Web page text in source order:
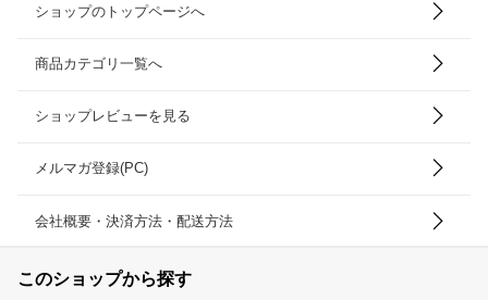
ショップのトップページへ
商品カテゴリ一覧へ
ショップレビューを見る
メルマガ登録(PC)
会社概要・決済方法・配送方法
このショップから探す